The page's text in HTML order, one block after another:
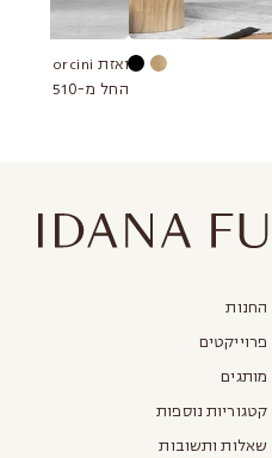
ואזת Porcini
החל מ-₪510
החנות
פרוייקטים
מותגים
קטגוריות נוספות
שאלות ותשובות